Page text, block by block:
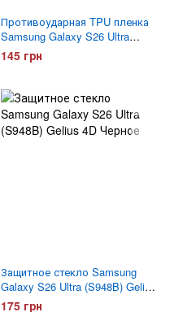
Противоударная TPU пленка
Samsung Galaxy S26 Ultra
(S948B) Optima Anti-Shock
Глянцевая
145 грн
Защитное стекло Samsung
Galaxy S26 Ultra (S948B) Gelius
4D Черное
175 грн